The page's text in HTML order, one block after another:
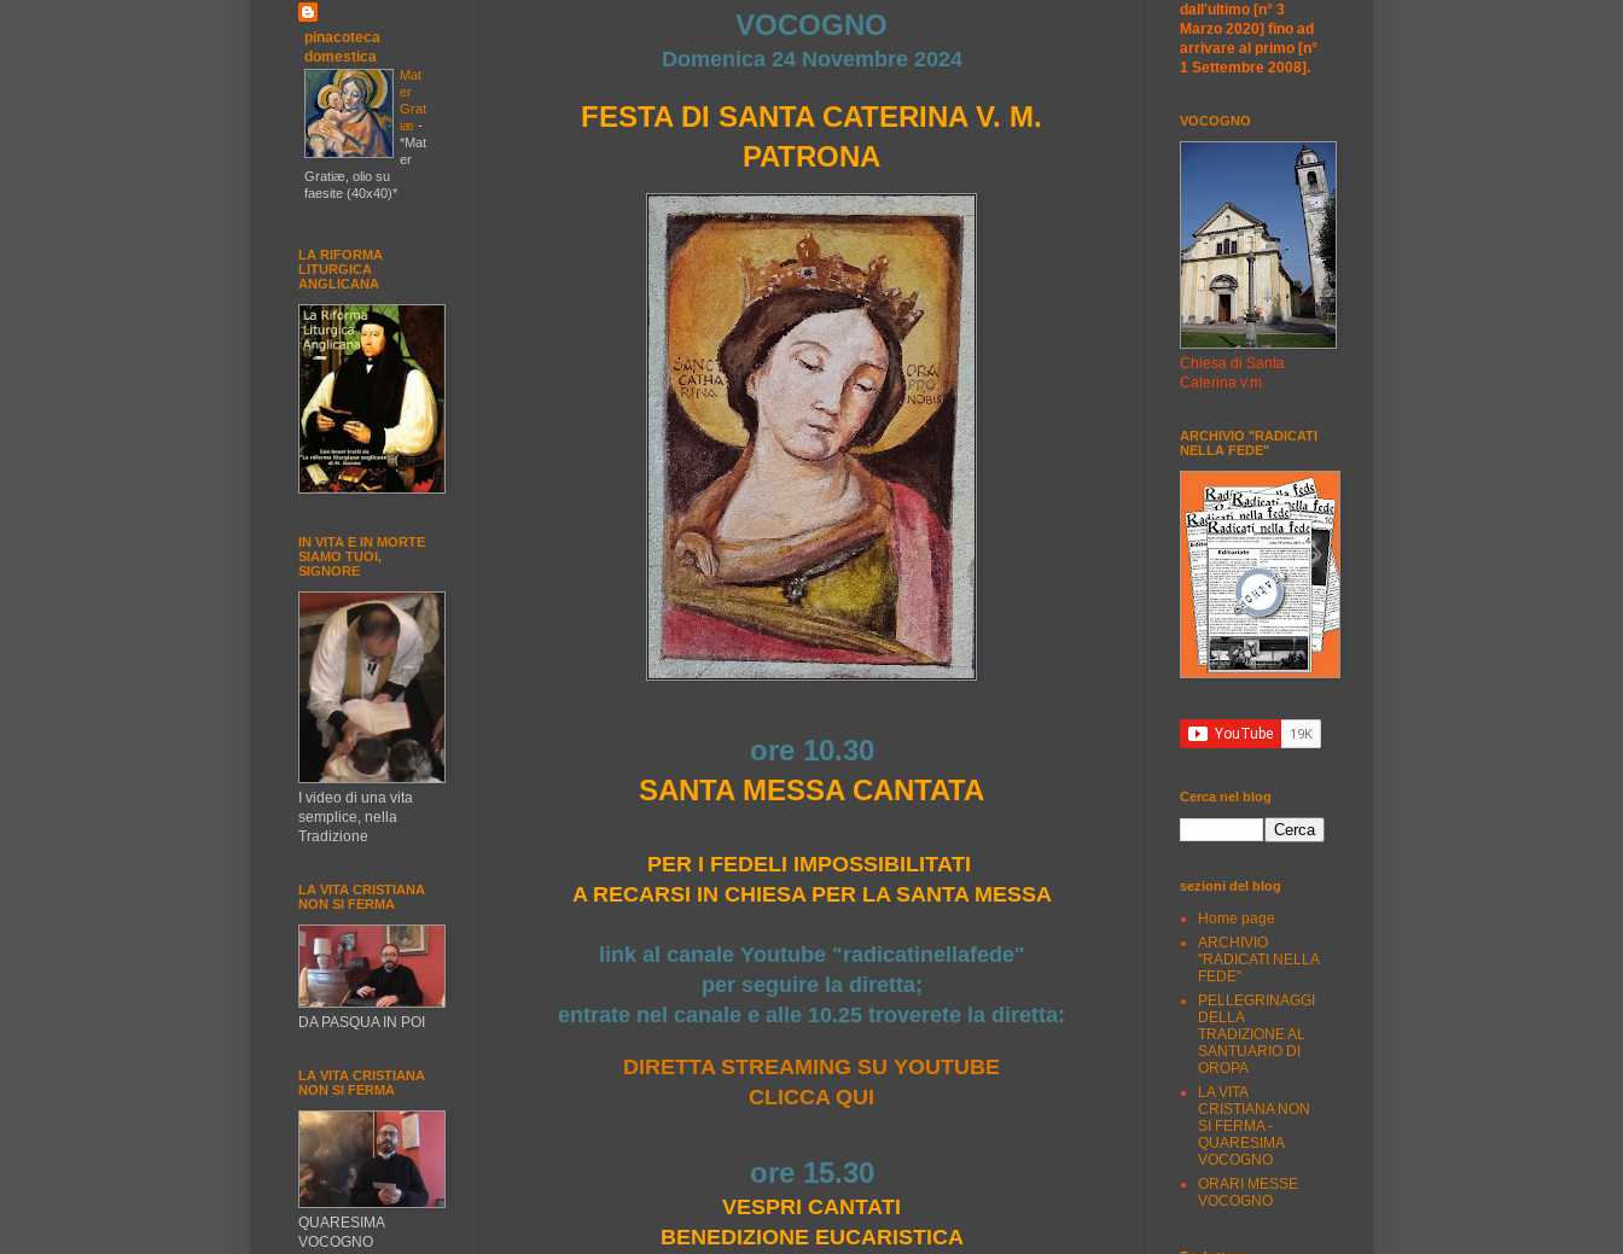
VOCOGNO
Domenica 24 Novembre 2024
FESTA DI SANTA CATERINA V. M.
PATRONA
ore 10.30
SANTA MESSA CANTATA
PER I FEDELI IMPOSSIBILITATI
A RECARSI IN CHIESA PER LA SANTA MESSA
link al canale Youtube "radicatinellafede"
per seguire la diretta;
entrate nel canale e alle 10.25 troverete la diretta:
DIRETTA STREAMING SU YOUTUBE
CLICCA QUI
ore 15.30
VESPRI CANTATI
BENEDIZIONE EUCARISTICA
pinacoteca
domestica
Mat
er
Grat
iæ -
*Mat
er
Gratiæ, olio su
faesite (40x40)*
LA RIFORMA
LITURGICA
ANGLICANA
IN VITA E IN MORTE
SIAMO TUOI,
SIGNORE
I video di una vita
semplice, nella
Tradizione
LA VITA CRISTIANA
NON SI FERMA
DA PASQUA IN POI
LA VITA CRISTIANA
NON SI FERMA
QUARESIMA
VOCOGNO
dall'ultimo [n° 3
Marzo 2020] fino ad
arrivare al primo [n°
1 Settembre 2008].
VOCOGNO
Chiesa di Santa
Caterina v.m.
ARCHIVIO "RADICATI
NELLA FEDE"
Cerca nel blog
sezioni del blog
Home page
ARCHIVIO
"RADICATI NELLA
FEDE"
PELLEGRINAGGI
DELLA
TRADIZIONE AL
SANTUARIO DI
OROPA
LA VITA
CRISTIANA NON
SI FERMA -
QUARESIMA
VOCOGNO
ORARI MESSE
VOCOGNO